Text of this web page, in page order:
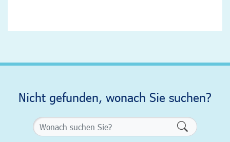
Nicht gefunden, wonach Sie suchen?